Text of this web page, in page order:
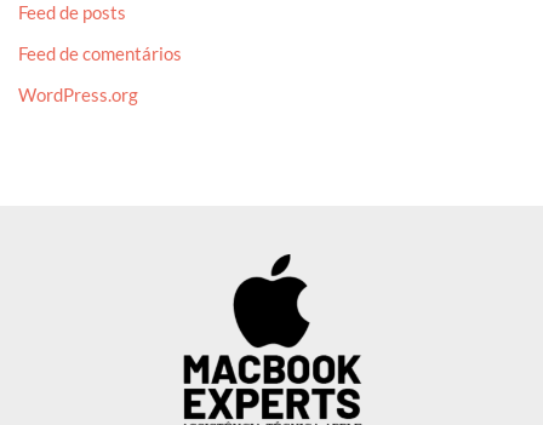
Feed de posts
Feed de comentários
WordPress.org